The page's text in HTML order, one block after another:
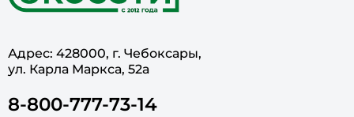
Адрес: 428000, г. Чебоксары,
ул. Карла Маркса, 52а
8-800-777-73-14